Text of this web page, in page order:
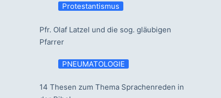
Protestantismus
Pfr. Olaf Latzel und die sog. gläubigen
Pfarrer
PNEUMATOLOGIE
14 Thesen zum Thema Sprachenreden in